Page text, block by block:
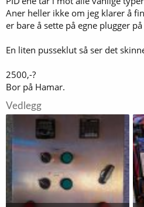
Aner heller ikke om jeg klarer å
er bare å sette på egne plugger
En liten pusseklut så ser det
2500,-?
Bor på Hamar.
Vedlegg